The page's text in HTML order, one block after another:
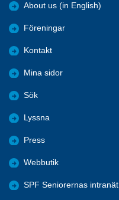
About us (in English)
Föreningar
Kontakt
Mina sidor
Sök
Lyssna
Press
Webbutik
SPF Seniorernas intranät